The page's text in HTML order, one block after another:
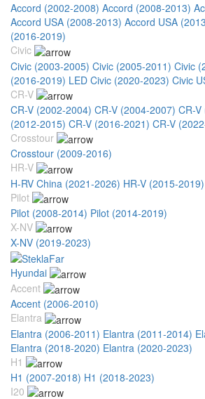
Accord (2002-2008) Accord (2008-2013)
Accord USA (2008-2013) Accord USA
(2016-2019)
Civic
Civic (2003-2005) Civic (2005-2011) Civic
(2016-2019) LED Civic (2020-2023) Civic
CR-V
CR-V (2002-2004) CR-V (2004-2007) CR-
(2012-2015) CR-V (2016-2021) CR-V
Crosstour
Crosstour (2009-2016)
HR-V
H-RV China (2021-2026) HR-V (2015-2019)
Pilot
Pilot (2008-2014) Pilot (2014-2019)
X-NV
X-NV (2019-2023)
Hyundai
Accent
Accent (2006-2010)
Elantra
Elantra (2006-2011) Elantra (2011-2014)
Elantra (2018-2020) Elantra (2020-2023)
H1
H1 (2007-2018) H1 (2018-2023)
I20